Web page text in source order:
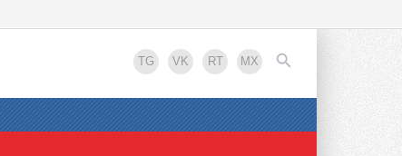
TG VK RT MX